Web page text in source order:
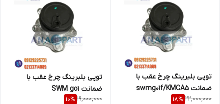
توپی بلبرینگ چرخ عقب با
ضمانت swmg01f/KMCA5
22,000,000
18%
توپی بلبرینگ چرخ عقب با
ضمانت SWM go1
19,000,000
10%